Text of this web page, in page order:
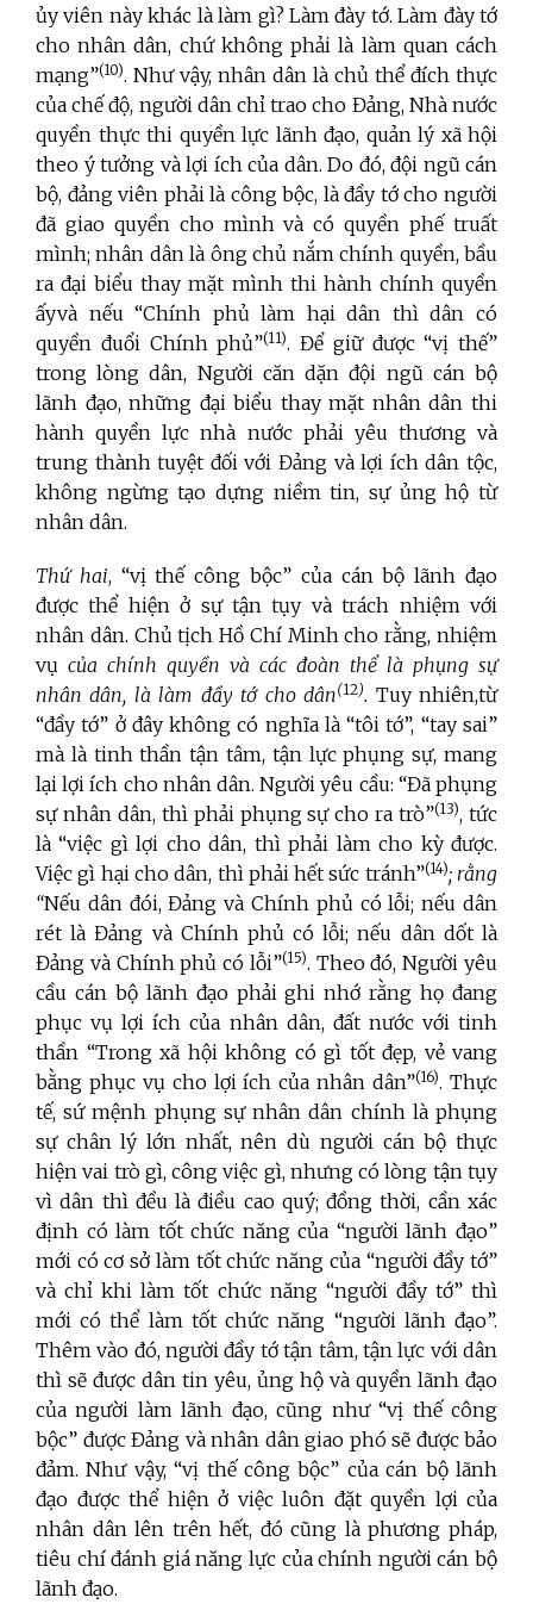
ủy viên này khác là làm gì? Làm đày tớ. Làm đày tớ
cho nhân dân, chứ không phải là làm quan cách
mạng”(10). Như vậy, nhân dân là chủ thể đích thực
của chế độ, người dân chỉ trao cho Đảng, Nhà nước
quyền thực thi quyền lực lãnh đạo, quản lý xã hội
theo ý tưởng và lợi ích của dân. Do đó, đội ngũ cán
bộ, đảng viên phải là công bộc, là đầy tớ cho người
đã giao quyền cho mình và có quyền phế truất
mình; nhân dân là ông chủ nắm chính quyền, bầu
ra đại biểu thay mặt mình thi hành chính quyền
ấyvà nếu “Chính phủ làm hại dân thì dân có
quyền đuổi Chính phủ”(11). Để giữ được “vị thế”
trong lòng dân, Người căn dặn đội ngũ cán bộ
lãnh đạo, những đại biểu thay mặt nhân dân thi
hành quyền lực nhà nước phải yêu thương và
trung thành tuyệt đối với Đảng và lợi ích dân tộc,
không ngừng tạo dựng niềm tin, sự ủng hộ từ
nhân dân.
Thứ hai, “vị thế công bộc” của cán bộ lãnh đạo
được thể hiện ở sự tận tụy và trách nhiệm với
nhân dân. Chủ tịch Hồ Chí Minh cho rằng, nhiệm
vụ của chính quyền và các đoàn thể là phụng sự
nhân dân, là làm đầy tớ cho dân(12). Tuy nhiên,từ
“đầy tớ” ở đây không có nghĩa là “tôi tớ”, “tay sai”
mà là tinh thần tận tâm, tận lực phụng sự, mang
lại lợi ích cho nhân dân. Người yêu cầu: “Đã phụng
sự nhân dân, thì phải phụng sự cho ra trò”(13), tức
là “việc gì lợi cho dân, thì phải làm cho kỳ được.
Việc gì hại cho dân, thì phải hết sức tránh”(14); rằng
“Nếu dân đói, Đảng và Chính phủ có lỗi; nếu dân
rét là Đảng và Chính phủ có lỗi; nếu dân dốt là
Đảng và Chính phủ có lỗi”(15). Theo đó, Người yêu
cầu cán bộ lãnh đạo phải ghi nhớ rằng họ đang
phục vụ lợi ích của nhân dân, đất nước với tinh
thần “Trong xã hội không có gì tốt đẹp, vẻ vang
bằng phục vụ cho lợi ích của nhân dân”(16). Thực
tế, sứ mệnh phụng sự nhân dân chính là phụng
sự chân lý lớn nhất, nên dù người cán bộ thực
hiện vai trò gì, công việc gì, nhưng có lòng tận tụy
vì dân thì đều là điều cao quý; đồng thời, cần xác
định có làm tốt chức năng của “người lãnh đạo”
mới có cơ sở làm tốt chức năng của “người đầy tớ”
và chỉ khi làm tốt chức năng “người đầy tớ” thì
mới có thể làm tốt chức năng “người lãnh đạo”.
Thêm vào đó, người đầy tớ tận tâm, tận lực với dân
thì sẽ được dân tin yêu, ủng hộ và quyền lãnh đạo
của người làm lãnh đạo, cũng như “vị thế công
bộc” được Đảng và nhân dân giao phó sẽ được bảo
đảm. Như vậy, “vị thế công bộc” của cán bộ lãnh
đạo được thể hiện ở việc luôn đặt quyền lợi của
nhân dân lên trên hết, đó cũng là phương pháp,
tiêu chí đánh giá năng lực của chính người cán bộ
lãnh đạo.